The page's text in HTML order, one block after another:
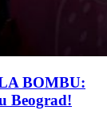
BOMBU:
Beograd!